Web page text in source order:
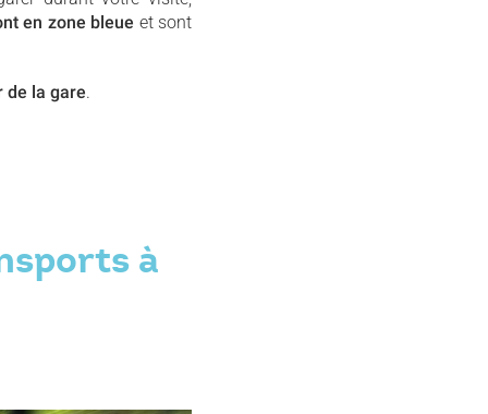
en zone bleue et sont
de la gare.
à